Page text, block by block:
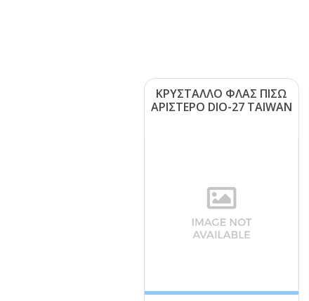
ΚΡΥΣΤΑΛΛΟ ΦΛΑΣ ΠΙΣΩ
ΑΡΙΣΤΕΡΟ DΙΟ-27 ΤΑΙWΑΝ